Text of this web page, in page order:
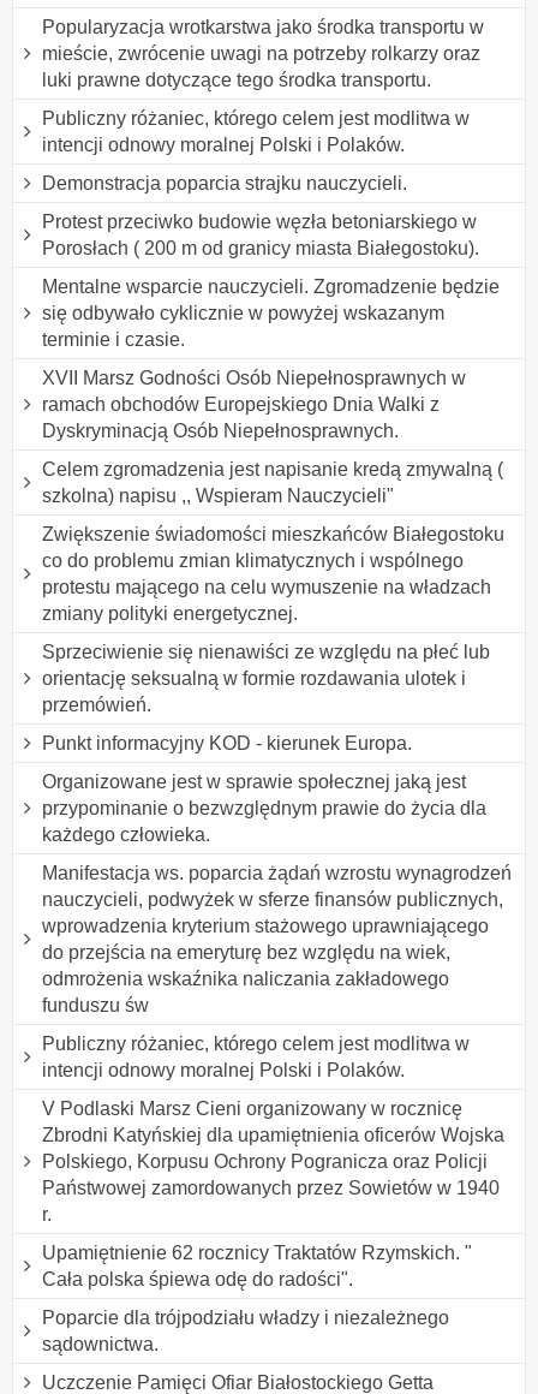
Popularyzacja wrotkarstwa jako środka transportu w
mieście, zwrócenie uwagi na potrzeby rolkarzy oraz
luki prawne dotyczące tego środka transportu.
Publiczny różaniec, którego celem jest modlitwa w
intencji odnowy moralnej Polski i Polaków.
Demonstracja poparcia strajku nauczycieli.
Protest przeciwko budowie węzła betoniarskiego w
Porosłach ( 200 m od granicy miasta Białegostoku).
Mentalne wsparcie nauczycieli. Zgromadzenie będzie
się odbywało cyklicznie w powyżej wskazanym
terminie i czasie.
XVII Marsz Godności Osób Niepełnosprawnych w
ramach obchodów Europejskiego Dnia Walki z
Dyskryminacją Osób Niepełnosprawnych.
Celem zgromadzenia jest napisanie kredą zmywalną (
szkolna) napisu ,, Wspieram Nauczycieli"
Zwiększenie świadomości mieszkańców Białegostoku
co do problemu zmian klimatycznych i wspólnego
protestu mającego na celu wymuszenie na władzach
zmiany polityki energetycznej.
Sprzeciwienie się nienawiści ze względu na płeć lub
orientację seksualną w formie rozdawania ulotek i
przemówień.
Punkt informacyjny KOD - kierunek Europa.
Organizowane jest w sprawie społecznej jaką jest
przypominanie o bezwzględnym prawie do życia dla
każdego człowieka.
Manifestacja ws. poparcia żądań wzrostu wynagrodzeń
nauczycieli, podwyżek w sferze finansów publicznych,
wprowadzenia kryterium stażowego uprawniającego
do przejścia na emeryturę bez względu na wiek,
odmrożenia wskaźnika naliczania zakładowego
funduszu św
Publiczny różaniec, którego celem jest modlitwa w
intencji odnowy moralnej Polski i Polaków.
V Podlaski Marsz Cieni organizowany w rocznicę
Zbrodni Katyńskiej dla upamiętnienia oficerów Wojska
Polskiego, Korpusu Ochrony Pogranicza oraz Policji
Państwowej zamordowanych przez Sowietów w 1940
r.
Upamiętnienie 62 rocznicy Traktatów Rzymskich. "
Cała polska śpiewa odę do radości".
Poparcie dla trójpodziału władzy i niezależnego
sądownictwa.
Uczczenie Pamięci Ofiar Białostockiego Getta